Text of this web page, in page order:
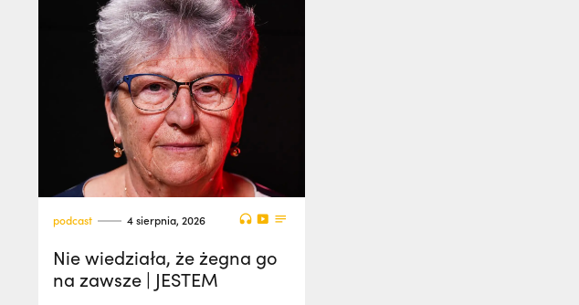
podcast 4 sierpnia, 2026
Nie wiedziała, że żegna go
na zawsze | JESTEM